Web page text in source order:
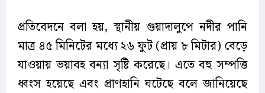
প্রতিবেদনে বলা হয়, স্থানীয় গুয়াদালুপে নদীর পানি
মাত্র ৪৫ মিনিটের মধ্যে ২৬ ফুট (প্রায় ৮ মিটার) বেড়ে
যাওয়ায় ভয়াবহ বন্যা সৃষ্টি করেছে। এতে বহু সম্পত্তি
ধ্বংস হয়েছে এবং প্রাণহানি ঘটেছে বলে জানিয়েছে